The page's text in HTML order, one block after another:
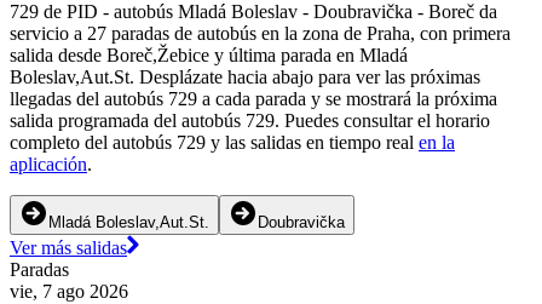
729 de PID - autobús Mladá Boleslav - Doubravička - Boreč da
servicio a 27 paradas de autobús en la zona de Praha, con primera
salida desde Boreč,Žebice y última parada en Mladá
Boleslav,Aut.St. Desplázate hacia abajo para ver las próximas
llegadas del autobús 729 a cada parada y se mostrará la próxima
salida programada del autobús 729. Puedes consultar el horario
completo del autobús 729 y las salidas en tiempo real en la
aplicación.
Mladá Boleslav,Aut.St. Doubravička
Ver más salidas
Paradas
vie, 7 ago 2026